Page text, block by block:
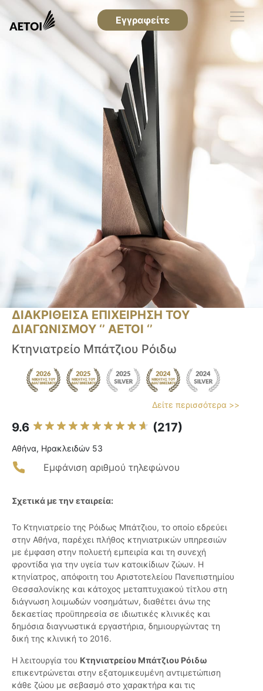
Εγγραφείτε
ΔΙΑΚΡΙΘΕΙΣΑ ΕΠΙΧΕΙΡΗΣΗ ΤΟΥ
ΔΙΑΓΩΝΙΣΜΟΥ ‘’ ΑΕΤΟΙ ‘’
Κτηνιατρείο Μπάτζιου Ρόιδω
Δείτε περισσότερα >>
9.6 (217)
Αθήνα, Ηρακλειδών 53
Εμφάνιση αριθμού τηλεφώνου
Σχετικά με την εταιρεία:
Το Κτηνιατρείο της Ρόιδως Μπάτζιου, το οποίο εδρεύει
στην Αθήνα, παρέχει πλήθος κτηνιατρικών υπηρεσιών
με έμφαση στην πολυετή εμπειρία και τη συνεχή
φροντίδα για την υγεία των κατοικίδιων ζώων. Η
κτηνίατρος, απόφοιτη του Αριστοτελείου Πανεπιστημίου
Θεσσαλονίκης και κάτοχος μεταπτυχιακού τίτλου στη
διάγνωση λοιμωδών νοσημάτων, διαθέτει άνω της
δεκαετίας προϋπηρεσία σε ιδιωτικές κλινικές και
δημόσια διαγνωστικά εργαστήρια, δημιουργώντας τη
δική της κλινική το 2016.
Η λειτουργία του Κτηνιατρείου Μπάτζιου Ρόιδω
επικεντρώνεται στην εξατομικευμένη αντιμετώπιση
κάθε ζώου με σεβασμό στο χαρακτήρα και τις